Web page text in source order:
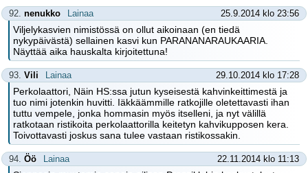
92. nenukko Lainaa 25.9.2014 klo 23:56
Viljelykasvien nimistössä on ollut aikoinaan (en tiedä
nykypäivästä) sellainen kasvi kun PARANANARAUKAARIA.
Näyttää aika hauskalta kirjoitettuna!
93. Vili Lainaa 29.10.2014 klo 17:28
Perkolaattori, Näin HS:ssa jutun kyseisestä kahvinkeittimestä ja
tuo nimi jotenkin huvitti. Iäkkäämmille ratkojille oletettavasti ihan
tuttu vempele, jonka hommasin myös itselleni, ja nyt välillä
ratkotaan ristikoita perkolaattorilla keitetyn kahvikupposen kera.
Toivottavasti joskus sana tulee vastaan ristikossakin.
94. Öö Lainaa 22.11.2014 klo 11:13